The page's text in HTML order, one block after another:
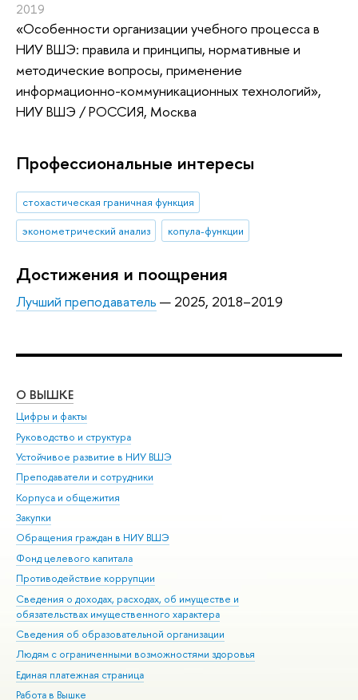
2019
«Особенности организации учебного процесса в
НИУ ВШЭ: правила и принципы, нормативные и
методические вопросы, применение
информационно-коммуникационных технологий»,
НИУ ВШЭ / РОССИЯ, Москва
Профессиональные интересы
стохастическая граничная функция
эконометрический анализ
копула-функции
Достижения и поощрения
Лучший преподаватель — 2025, 2018–2019
О ВЫШКЕ
Цифры и факты
Руководство и структура
Устойчивое развитие в НИУ ВШЭ
Преподаватели и сотрудники
Корпуса и общежития
Закупки
Обращения граждан в НИУ ВШЭ
Фонд целевого капитала
Противодействие коррупции
Сведения о доходах, расходах, об имуществе и
обязательствах имущественного характера
Сведения об образовательной организации
Людям с ограниченными возможностями здоровья
Единая платежная страница
Работа в Вышке